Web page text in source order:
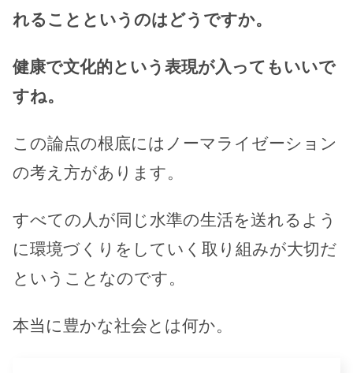
れることというのはどうですか。
健康で文化的という表現が入ってもいいで
すね。
この論点の根底にはノーマライゼーション
の考え方があります。
すべての人が同じ水準の生活を送れるよう
に環境づくりをしていく取り組みが大切だ
ということなのです。
本当に豊かな社会とは何か。